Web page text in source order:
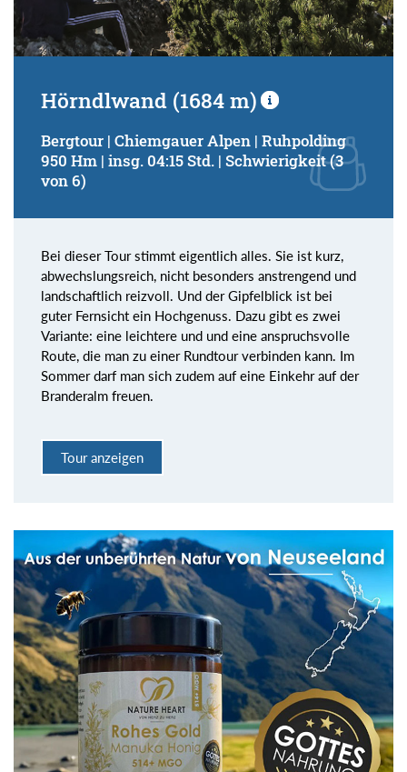
Hörndlwand (1684 m)
Bergtour | Chiemgauer Alpen | Ruhpolding
950 Hm | insg. 04:15 Std. | Schwierigkeit (3
von 6)
Bei dieser Tour stimmt eigentlich alles. Sie ist kurz,
abwechslungsreich, nicht besonders anstrengend und
landschaftlich reizvoll. Und der Gipfelblick ist bei
guter Fernsicht ein Hochgenuss. Dazu gibt es zwei
Variante: eine leichtere und und eine anspruchsvolle
Route, die man zu einer Rundtour verbinden kann. Im
Sommer darf man sich zudem auf eine Einkehr auf der
Branderalm freuen.
Tour anzeigen